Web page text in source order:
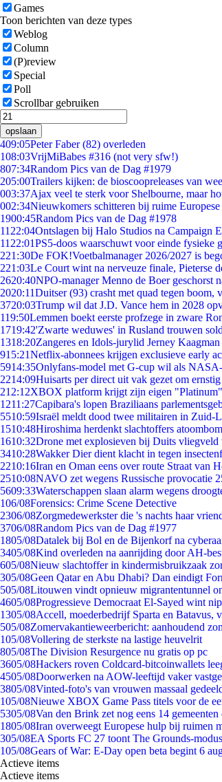
Games
Toon berichten van deze types
Weblog
Column
(P)review
Special
Poll
Scrollbar gebruiken
opslaan
409:05Peter Faber (82) overleden
108:03VrijMiBabes #316 (not very sfw!)
807:34Random Pics van de Dag #1979
205:00Trailers kijken: de bioscoopreleases van
003:37Ajax veel te sterk voor Shelbourne, maar
002:34Nieuwkomers schitteren bij ruime
1900:45Random Pics van de Dag #1978
11 22:04Ontslagen bij Halo Studios na Campaign
11 22:01PS5-doos waarschuwt voor einde fysieke
221:30De FOK!Voetbalmanager 2026/2027 is
221:03Le Court wint na nerveuze finale, Pieterse
2620:40NPO-manager Menno de Boer geschorst
2020:11Duitser (93) crasht met quad tegen boom,
3720:03Trump wil dat J.D. Vance hem in 2028
119:50Lemmen boekt eerste profzege in zware
1719:42'Zwarte weduwes' in Rusland trouwen
1318:20Zangeres en Idols-jurylid Jerney
915:21Netflix-abonnees krijgen exclusieve early
5914:35Onlyfans-model met G-cup wil als NASA-
2214:09Huisarts per direct uit vak gezet om
212:12XBOX platform krijgt zijn eigen "Platinum"
1211:27Capibara's lopen Braziliaans
5510:59Israël meldt dood twee militairen in Zuid-
1510:48Hiroshima herdenkt slachtoffers
1610:32Drone met explosieven bij Duits vliegveld
3410:28Wakker Dier dient klacht in tegen
2210:16Iran en Oman eens over route Straat van
2510:08NAVO zet wegens Russische provocatie
5609:33Waterschappen slaan alarm wegens
106/08Forensics: Crime Scene Detective
2306/08Zorgmedewerkster die 's nachts haar
3706/08Random Pics van de Dag #1977
1805/08Datalek bij Bol en de Bijenkorf na
3405/08Kind overleden na aanrijding door AH-
605/08Nieuw slachtoffer in kindermisbruikzaak
305/08Geen Qatar en Abu Dhabi? Dan eindigt
505/08Litouwen vindt opnieuw migrantentunnel
4605/08Progressieve Democraat El-Sayed wint
1305/08Accell, moederbedrijf Sparta en Batavus,
505/08Zomervakantieweerbericht: aanhoudend
105/08Vollering de sterkste na lastige heuvelrit
805/08The Division Resurgence nu gratis op pc
3605/08Hackers roven Coldcard-bitcoinwallets
4505/08Doorwerken na AOW-leeftijd vaker
3805/08Vinted-foto's van vrouwen massaal
105/08Nieuwe XBOX Game Pass titels voor de
5305/08Van den Brink zet nog eens 14
1805/08Iran overweegt Europese hulp bij ruimen
305/08EA Sports FC 27 toont The Grounds-modus
105/08Gears of War: E-Day open beta begint 6
Actieve items
Actieve items